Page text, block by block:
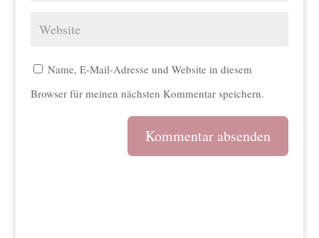
Name, E-Mail-Adresse und Website in diesem
Browser für meinen nächsten Kommentar speichern.